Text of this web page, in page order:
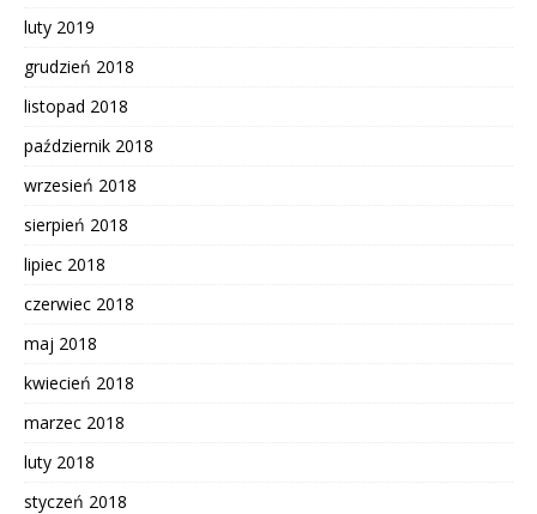
luty 2019
grudzień 2018
listopad 2018
październik 2018
wrzesień 2018
sierpień 2018
lipiec 2018
czerwiec 2018
maj 2018
kwiecień 2018
marzec 2018
luty 2018
styczeń 2018